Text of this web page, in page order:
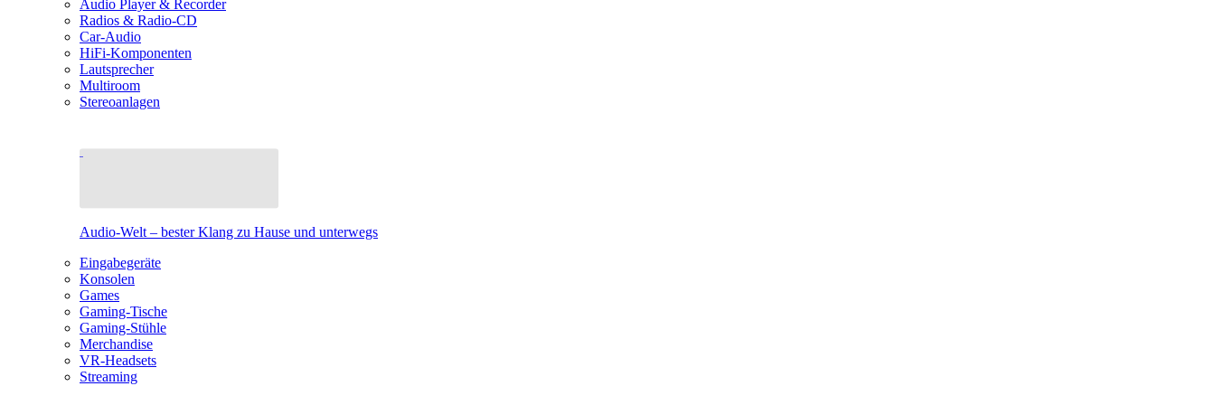
Audio Player & Recorder
Radios & Radio-CD
Car-Audio
HiFi-Komponenten
Lautsprecher
Multiroom
Stereoanlagen
Audio-Welt – bester Klang zu Hause und unterwegs
Eingabegeräte
Konsolen
Games
Gaming-Tische
Gaming-Stühle
Merchandise
VR-Headsets
Streaming